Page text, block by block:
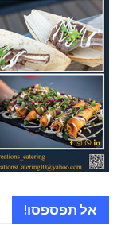
אל תפספסו!